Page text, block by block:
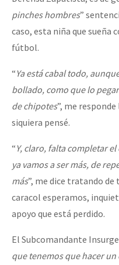
pinches hombres”
caso, esta niña que sueña
fútbol.
“Ya está cabal todo,
bollado, como que lo
de chipotes”, me
siquiera pensé.
“Y, claro, falta completar
ya vamos a ser más, de
más”, me dice tratando
caracol esperamos,
apoyo que está perdido.
El Subcomandante
que tenemos que hacer